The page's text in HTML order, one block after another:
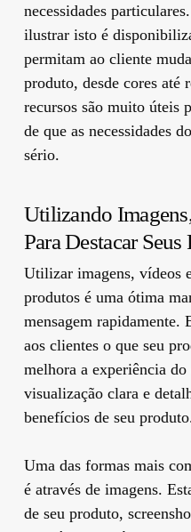
necessidades
ilustrar isto é
permitam ao cliente
produto, desde cores até
recursos são muito úteis
de que as necessidades
sério.
Utilizando
Para Destacar Seus
Utilizar imagens, vídeos
produtos é uma ótima
mensagem rapidamente.
aos clientes o que seu
melhora a experiência
visualização clara e
benefícios de seu
Uma das formas mais
é através de imagens.
de seu produto,